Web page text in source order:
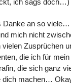
ich sags doch…)
Danke an so
mich nicht
Zusprüchen
die ich für
die sich ganz
dich machen…